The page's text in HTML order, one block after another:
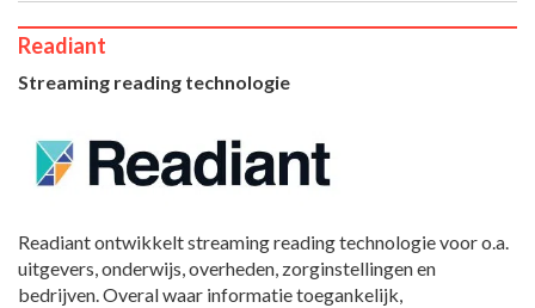
Readiant
Streaming reading technologie
Readiant ontwikkelt streaming reading technologie voor o.a.
uitgevers, onderwijs, overheden, zorginstellingen en
bedrijven. Overal waar informatie toegankelijk,